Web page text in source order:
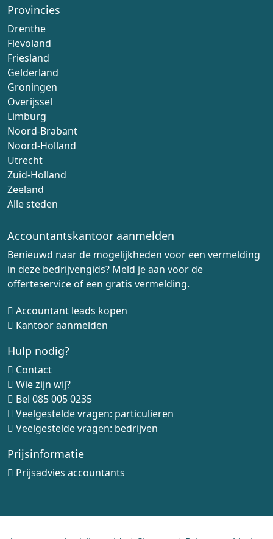
Provincies
Drenthe
Flevoland
Friesland
Gelderland
Groningen
Overijssel
Limburg
Noord-Brabant
Noord-Holland
Utrecht
Zuid-Holland
Zeeland
Alle steden
Accountantskantoor aanmelden
Benieuwd naar de mogelijkheden voor een vermelding
in deze bedrijvengids? Meld je aan voor de
offerteservice of een gratis vermelding.
Accountant leads kopen
Kantoor aanmelden
Hulp nodig?
Contact
Wie zijn wij?
Bel 085 005 0235
Veelgestelde vragen: particulieren
Veelgestelde vragen: bedrijven
Prijsinformatie
Prijsadvies accountants